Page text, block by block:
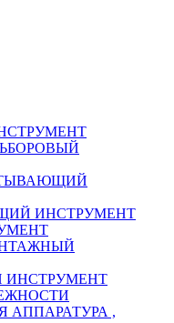
ИНСТРУМЕНТ
ИНСТРУМЕНТ
АППАРАТУРА ,